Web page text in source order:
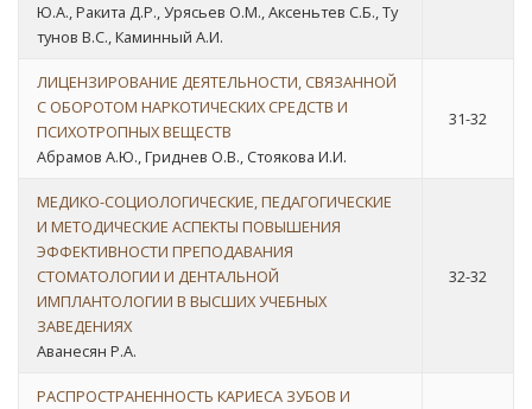
Ю.А., Ракита Д.Р., Урясьев О.М., Аксеньтев С.Б., Ту
тунов В.С., Каминный А.И.
ЛИЦЕНЗИРОВАНИЕ ДЕЯТЕЛЬНОСТИ, СВЯЗАННОЙ
С ОБОРОТОМ НАРКОТИЧЕСКИХ СРЕДСТВ И
ПСИХОТРОПНЫХ ВЕЩЕСТВ
Абрамов А.Ю., Гриднев О.В., Стоякова И.И.
31-32
МЕДИКО-СОЦИОЛОГИЧЕСКИЕ, ПЕДАГОГИЧЕСКИЕ
И МЕТОДИЧЕСКИЕ АСПЕКТЫ ПОВЫШЕНИЯ
ЭФФЕКТИВНОСТИ ПРЕПОДАВАНИЯ
СТОМАТОЛОГИИ И ДЕНТАЛЬНОЙ
ИМПЛАНТОЛОГИИ В ВЫСШИХ УЧЕБНЫХ
ЗАВЕДЕНИЯХ
Аванесян Р.А.
32-32
РАСПРОСТРАНЕННОСТЬ КАРИЕСА ЗУБОВ И